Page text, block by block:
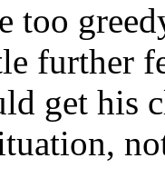
too
further
get his